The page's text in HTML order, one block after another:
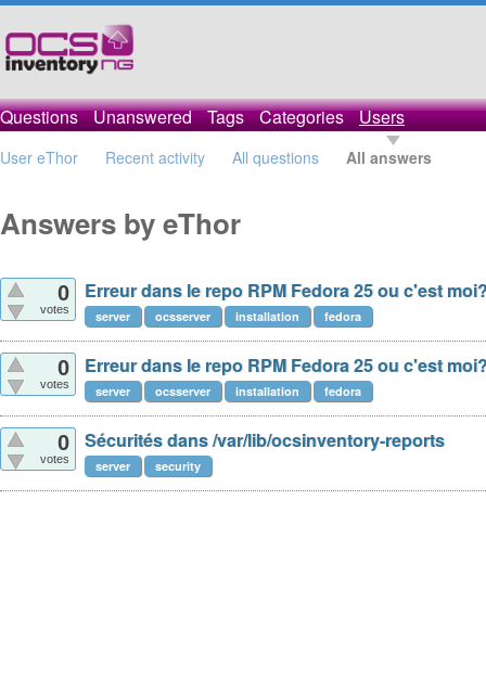
Questions Unanswered Tags Categories Users
User eThor Recent activity All questions All answers
Answers by eThor
0
votes
Erreur dans le repo RPM Fedora 25 ou c'est
server ocsserver installation fedora
0
votes
Erreur dans le repo RPM Fedora 25 ou c'est
server ocsserver installation fedora
0
votes
Sécurités dans /var/lib/ocsinventory-reports
server security